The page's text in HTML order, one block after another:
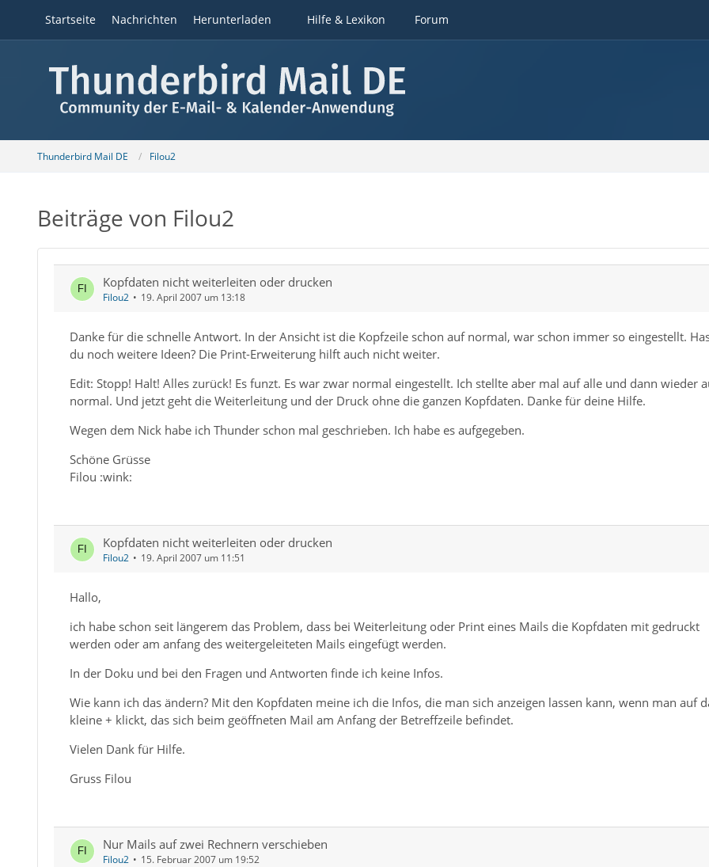
Startseite Nachrichten Herunterladen Hilfe & Lexikon Forum
Thunderbird Mail DE Filou2
Beiträge von Filou2
Kopfdaten nicht weiterleiten oder drucken
Filou2 19. April 2007 um 13:18
Danke für die schnelle Antwort. In der Ansicht ist die Kopfzeile schon auf normal, war schon immer so eingestellt.
du noch weitere Ideen? Die Print-Erweiterung hilft auch nicht weiter.
Edit: Stopp! Halt! Alles zurück! Es funzt. Es war zwar normal eingestellt. Ich stellte aber mal auf alle und dann wieder
normal. Und jetzt geht die Weiterleitung und der Druck ohne die ganzen Kopfdaten. Danke für deine Hilfe.
Wegen dem Nick habe ich Thunder schon mal geschrieben. Ich habe es aufgegeben.
Schöne Grüsse
Filou :wink:
Kopfdaten nicht weiterleiten oder drucken
Filou2 19. April 2007 um 11:51
Hallo,
ich habe schon seit längerem das Problem, dass bei Weiterleitung oder Print eines Mails die Kopfdaten mit gedruckt
werden oder am anfang des weitergeleiteten Mails eingefügt werden.
In der Doku und bei den Fragen und Antworten finde ich keine Infos.
Wie kann ich das ändern? Mit den Kopfdaten meine ich die Infos, die man sich anzeigen lassen kann, wenn man auf
kleine + klickt, das sich beim geöffneten Mail am Anfang der Betreffzeile befindet.
Vielen Dank für Hilfe.
Gruss Filou
Nur Mails auf zwei Rechnern verschieben
Filou2 15. Februar 2007 um 19:52